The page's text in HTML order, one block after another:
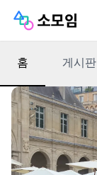
홈 게시판